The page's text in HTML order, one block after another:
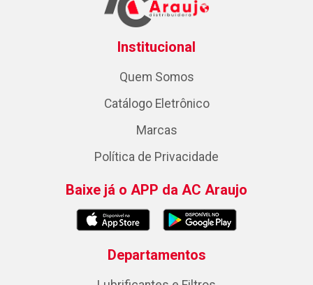
Institucional
Quem Somos
Catálogo Eletrônico
Marcas
Política de Privacidade
Baixe já o APP da AC Araujo
Departamentos